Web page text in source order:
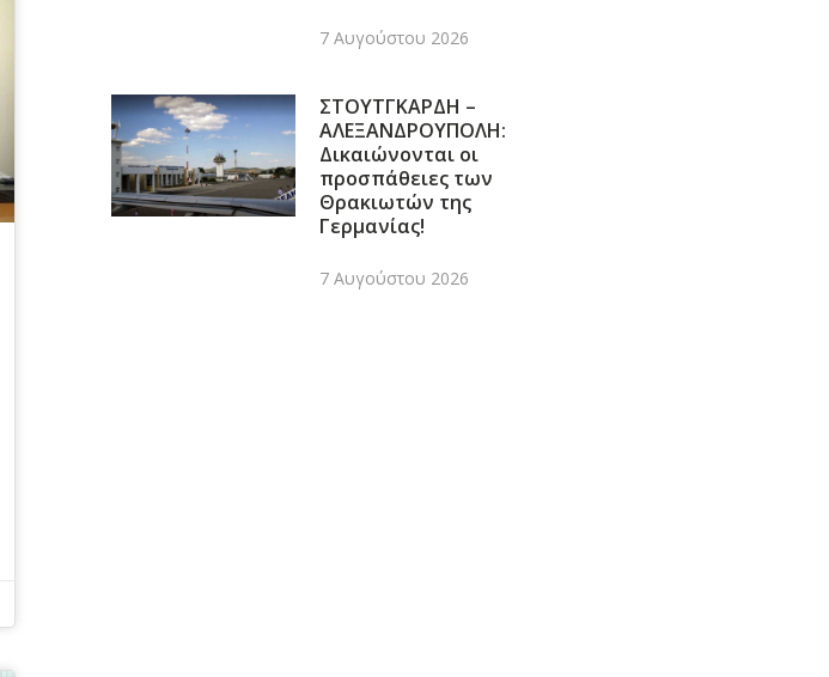
7 Αυγούστου 2026
ΣΤΟΥΤΓΚΑΡΔΗ –
ΑΛΕΞΑΝΔΡΟΥΠΟΛΗ:
Δικαιώνονται οι
προσπάθειες των
Θρακιωτών της
Γερμανίας!
7 Αυγούστου 2026